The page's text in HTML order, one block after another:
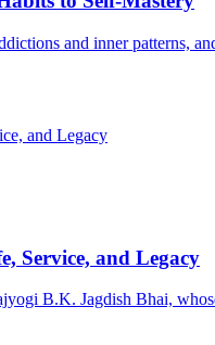
and inner patterns,
Service, and Legacy
B.K. Jagdish Bhai,